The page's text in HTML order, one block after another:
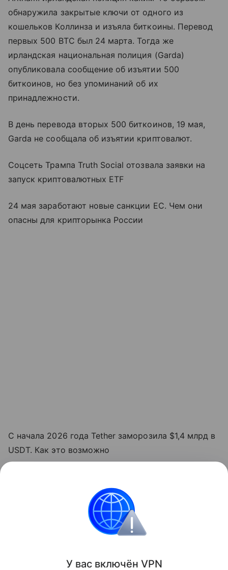
обнаружила закрытые ключи от одного из
кошельков Коллинза и изъяла биткоины. Перевод
первых 500 BTC был 24 марта. Тогда же
ирландская национальная полиция (Garda)
опубликовала сообщение об изъятии 500
биткоинов, но без упоминаний об их
принадлежности.
В день перевода вторых 500 биткоинов, 19 мая,
Garda не сообщала об изъятии криптовалют.
Соцсеть Трампа Truth Social отозвала заявки на
запуск криптовалютных ETF
24 мая заработают новые санкции ЕС. Чем они
опасны для крипторынка России
С начала 2026 года Tether заморозила $1,4 млрд в
USDT. Как это возможно
Что такое криптовалюта
В статье выясним, что такое криптовалюта, для чего
она нужна, как ее можно купить, хранить
У вас включён VPN